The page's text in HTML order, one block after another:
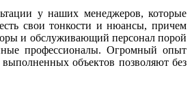
у наших менеджеров, которые
свои тонкости и нюансы, причем
и обслуживающий персонал порой
профессионалы. Огромный опыт
объектов позволяют без